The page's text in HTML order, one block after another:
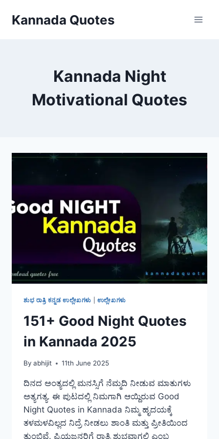
Kannada Quotes
Kannada Night
Motivational Quotes
ಶುಭ ರಾತ್ರಿ ಕನ್ನಡ ಉಲ್ಲೇಖಗಳು ಉಲ್ಲೇಖಗಳು
151+ Good Night Quotes
in Kannada 2025
By abhijit 11th June 2025
ದಿನದ ಅಂತ್ಯದಲ್ಲಿ ಮನಸ್ಸಿಗೆ ನೆಮ್ಮದಿ ನೀಡುವ ಮಾತುಗಳು
ಅತ್ಯಗತ್ಯ. ಈ ಪುಟದಲ್ಲಿ ನಿಮಗಾಗಿ ಆಯ್ದಿರುವ Good
Night Quotes in Kannada ನಿಮ್ಮ ಹೃದಯಕ್ಕೆ
ತಳಮಳವಿಲ್ಲದ ನಿದ್ರೆ ನೀಡಲು ಶಾಂತಿ ಮತ್ತು ಪ್ರೀತಿಯಿಂದ
ತುಂಬಿವೆ. ಪ್ರಿಯಜನರಿಗೆ ರಾತ್ರಿ ಶುಭವಾಗಲಿ ಎಂಬ